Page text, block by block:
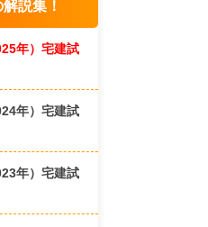
説集！
年）宅建試
年）宅建試
年）宅建試